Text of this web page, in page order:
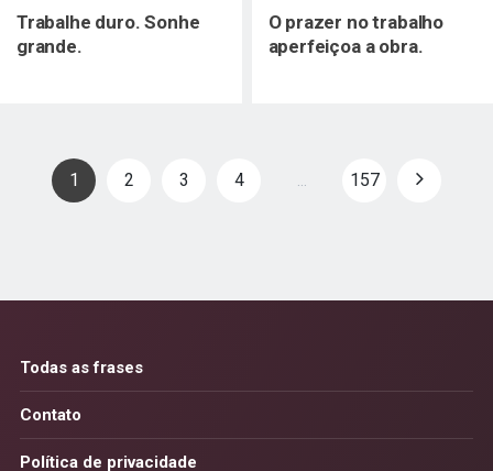
Trabalhe duro. Sonhe
grande.
O prazer no trabalho
aperfeiçoa a obra.
1 2 3 4 … 157
Todas as frases
Contato
Política de privacidade